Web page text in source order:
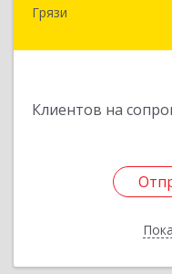
Грязи
Клиентов на